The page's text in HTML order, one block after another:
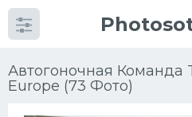
Автогоночная Команда
Europe (73 Фото)